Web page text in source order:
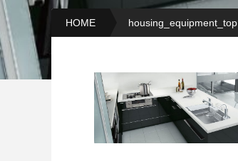
HOME housing_equipment_top